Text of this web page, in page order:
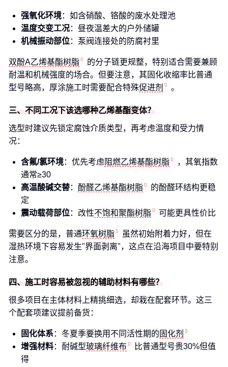
强氧化环境：如含硝酸、铬酸的废水处理池
温度交变工况：昼夜温差大的户外储罐
机械振动部位：泵阀连接处的防腐衬里
双酚A乙烯基酯树脂
的分子链更规整，特别适合需要兼顾
耐温和机械强度的场合。但要注意，其固化收缩率比普通
型号略高，厚涂施工时需要配合特殊促进剂 。
三、不同工况下该选哪种乙烯基酯变体？
选型时建议先锁定腐蚀介质类型，再考虑温度和受力情
况：
含氟/氯环境：优先考虑 阻燃乙烯基酯树脂
，其氧指数
通常≥30
高温酸碱交替： 酚醛乙烯基酯树脂
的酚醛环结构更稳
定
震动载荷部位：改性不饱和聚酯树脂 可能更具性价比
需要区分的是，普通环氧树脂
虽然初始附着力好，但在
湿热环境下容易发生"界面剥离"，这点在沿海项目中要特别
注意。
四、施工时容易被忽视的辅助材料有哪些？
很多项目在主体材料上精挑细选，却栽在配套环节。这三
个配套项建议提前备货：
固化体系：冬夏季要换用不同活性期的 固化剂
增强材料：耐碱型玻璃纤维布
比普通型号贵30%但值
得